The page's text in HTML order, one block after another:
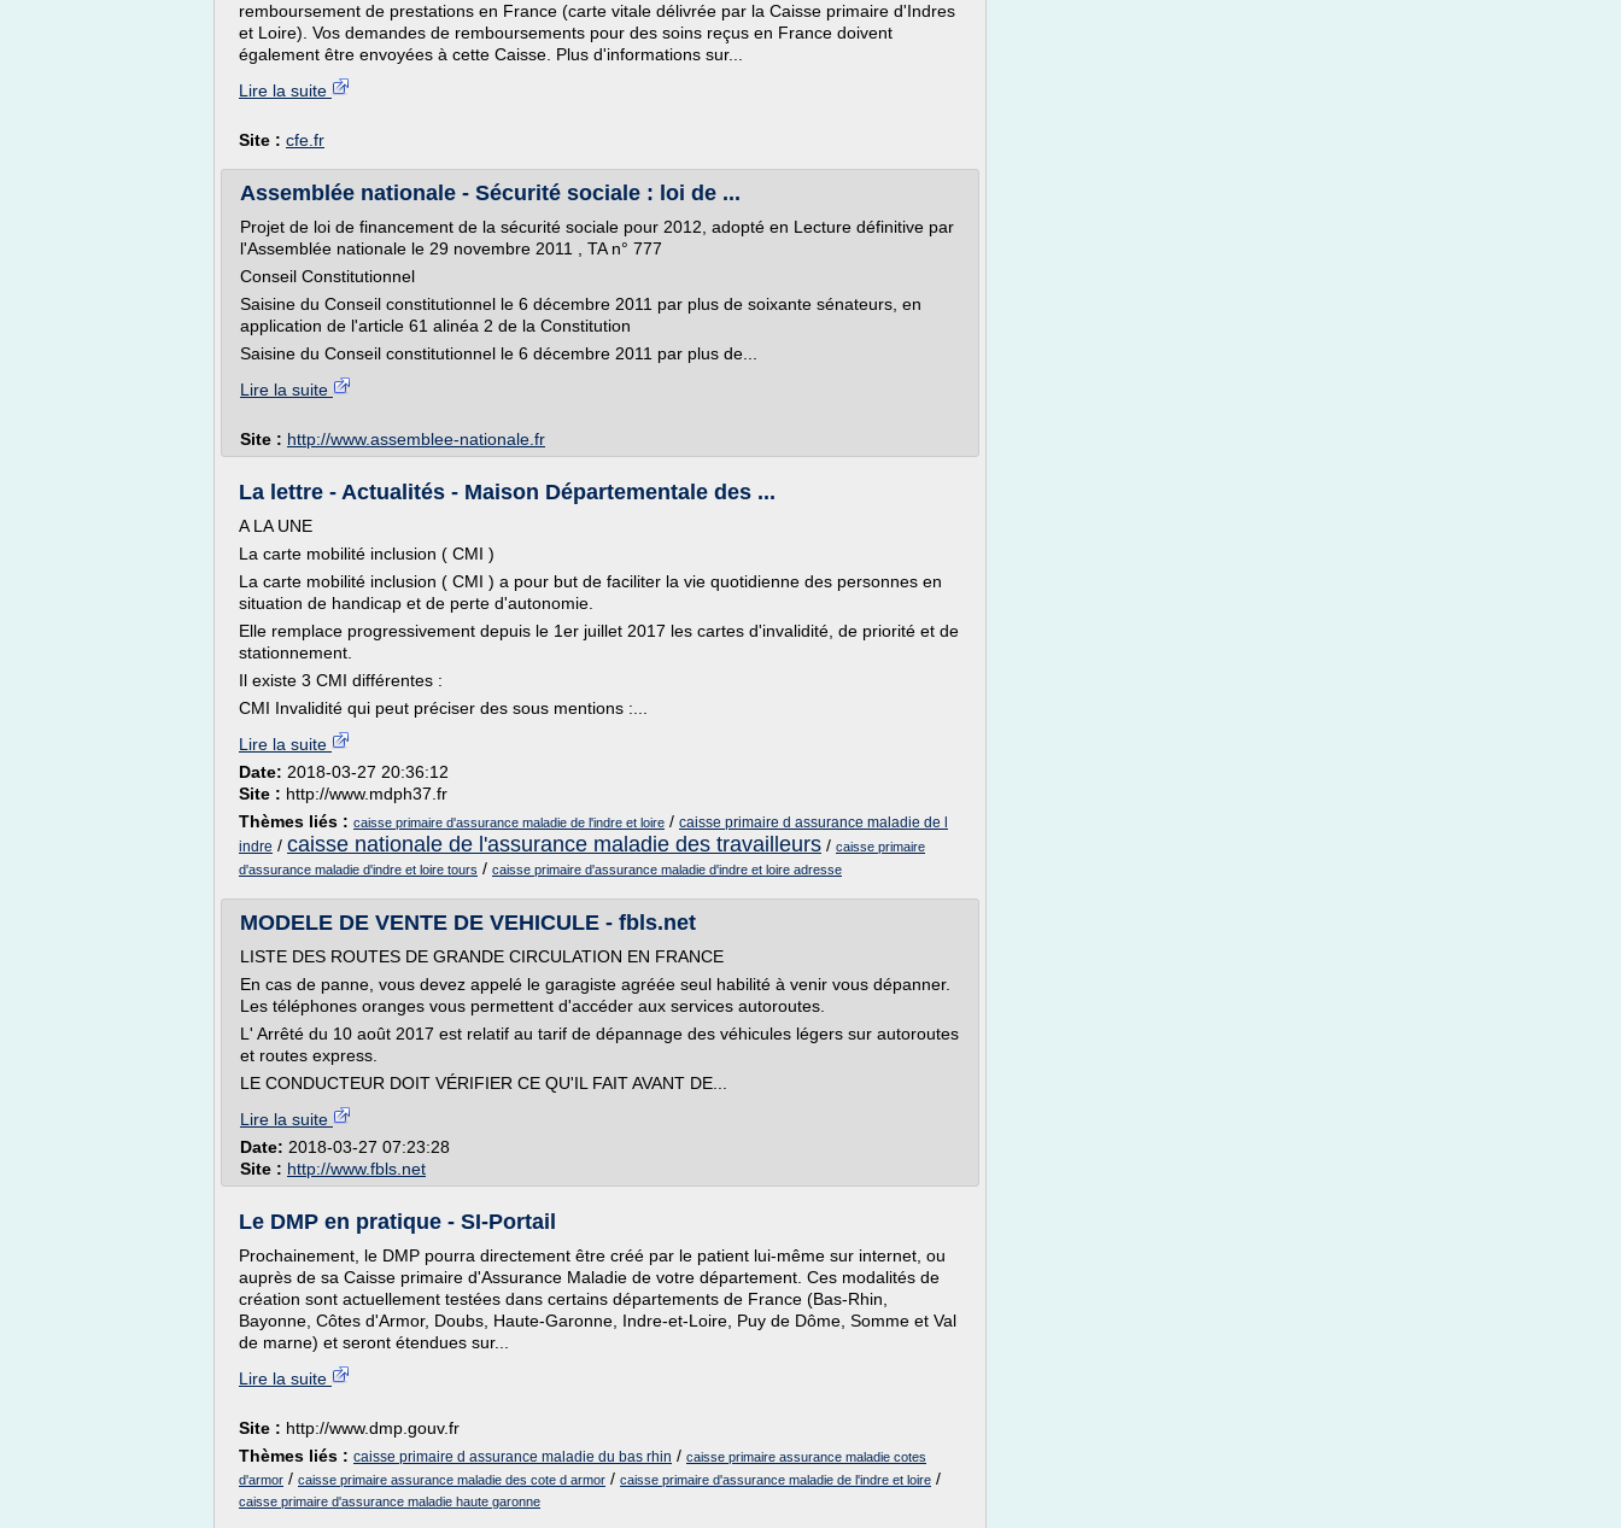
remboursement de prestations en France (carte vitale délivrée par la Caisse primaire d'Indres
et Loire). Vos demandes de remboursements pour des soins reçus en France doivent
également être envoyées à cette Caisse. Plus d'informations sur...
Lire la suite
Site : cfe.fr
Assemblée nationale - Sécurité sociale : loi de ...
Projet de loi de financement de la sécurité sociale pour 2012, adopté en Lecture définitive par
l'Assemblée nationale le 29 novembre 2011 , TA n° 777
Conseil Constitutionnel
Saisine du Conseil constitutionnel le 6 décembre 2011 par plus de soixante sénateurs, en
application de l'article 61 alinéa 2 de la Constitution
Saisine du Conseil constitutionnel le 6 décembre 2011 par plus de...
Lire la suite
Site : http://www.assemblee-nationale.fr
La lettre - Actualités - Maison Départementale des ...
A LA UNE
La carte mobilité inclusion ( CMI )
La carte mobilité inclusion ( CMI ) a pour but de faciliter la vie quotidienne des personnes en
situation de handicap et de perte d'autonomie.
Elle remplace progressivement depuis le 1er juillet 2017 les cartes d'invalidité, de priorité et de
stationnement.
Il existe 3 CMI différentes :
CMI Invalidité qui peut préciser des sous mentions :...
Lire la suite
Date: 2018-03-27 20:36:12
Site : http://www.mdph37.fr
Thèmes liés : caisse primaire d'assurance maladie de l'indre et loire / caisse primaire d assurance maladie de l
indre / caisse nationale de l'assurance maladie des travailleurs / caisse primaire
d'assurance maladie d'indre et loire tours / caisse primaire d'assurance maladie d'indre et loire adresse
MODELE DE VENTE DE VEHICULE - fbls.net
LISTE DES ROUTES DE GRANDE CIRCULATION EN FRANCE
En cas de panne, vous devez appelé le garagiste agréée seul habilité à venir vous dépanner.
Les téléphones oranges vous permettent d'accéder aux services autoroutes.
L' Arrêté du 10 août 2017 est relatif au tarif de dépannage des véhicules légers sur autoroutes
et routes express.
LE CONDUCTEUR DOIT VÉRIFIER CE QU'IL FAIT AVANT DE...
Lire la suite
Date: 2018-03-27 07:23:28
Site : http://www.fbls.net
Le DMP en pratique - SI-Portail
Prochainement, le DMP pourra directement être créé par le patient lui-même sur internet, ou
auprès de sa Caisse primaire d'Assurance Maladie de votre département. Ces modalités de
création sont actuellement testées dans certains départements de France (Bas-Rhin,
Bayonne, Côtes d'Armor, Doubs, Haute-Garonne, Indre-et-Loire, Puy de Dôme, Somme et Val
de marne) et seront étendues sur...
Lire la suite
Site : http://www.dmp.gouv.fr
Thèmes liés : caisse primaire d assurance maladie du bas rhin / caisse primaire assurance maladie cotes
d'armor / caisse primaire assurance maladie des cote d armor / caisse primaire d'assurance maladie de l'indre et loire /
caisse primaire d'assurance maladie haute garonne